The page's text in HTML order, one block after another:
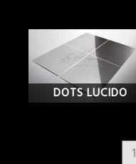
DOTS LUCIDO
1